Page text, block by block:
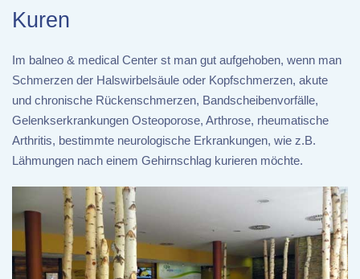
Kuren
Im balneo & medical Center st man gut aufgehoben, wenn man
Schmerzen der Halswirbelsäule oder Kopfschmerzen, akute
und chronische Rückenschmerzen, Bandscheibenvorfälle,
Gelenkserkrankungen Osteoporose, Arthrose, rheumatische
Arthritis, bestimmte neurologische Erkrankungen, wie z.B.
Lähmungen nach einem Gehirnschlag kurieren möchte.